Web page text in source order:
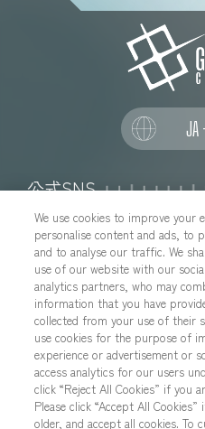
JA
公式SNS
推奨環境について
Cookies Settings
プライバシ
YouTubeガイドラインに
We use cookies to improve your
personalise content and ads, to
and to analyse our traffic. We
use of our website with our
analytics partners, who may
information that you have
collected from your use of their
use cookies for the purpose of
experience or advertisement or
access analytics for our users
click “Reject All Cookies” if you
Please click “Accept All
older, and accept all cookies. To